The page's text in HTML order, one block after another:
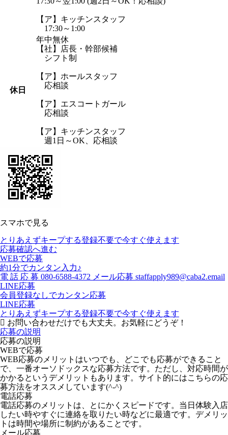
【ア】キッチンスタッフ
17:30～1:00
休日
年中無休
【社】店長・幹部候補
シフト制
【ア】ホールスタッフ
応相談
【ア】エスコートガール
応相談
【ア】キッチンスタッフ
週1日～OK、応相談
スマホで見る
とりあえずキープする登録不要で今すぐ使えます
応募確認へ進む
WEBで応募
約1分でカンタン入力♪
電 話 応 募 080-6588-4372 メール応募 staffapply989@caba2.email
LINE応募
会員登録なしでカンタン応募
LINE応募
とりあえずキープする登録不要で今すぐ使えます
お問い合わせだけでも大丈夫。お気軽にどうぞ！
応募の説明
応募の説明
WEBで応募
WEB応募のメリットはいつでも、どこでも応募ができること
で、一番オーソドックスな応募方法です。ただし、対応時間が
かかるというデメリットもあります。サイト的にはこちらの応
募方法をオススメしています(^-^)
電話応募
電話応募のメリットは、とにかくスピードです。当日体験入店
したい時やすぐに連絡を取りたい時などに最適です。デメリッ
トは時間や場所に制約があることです。
メール応募